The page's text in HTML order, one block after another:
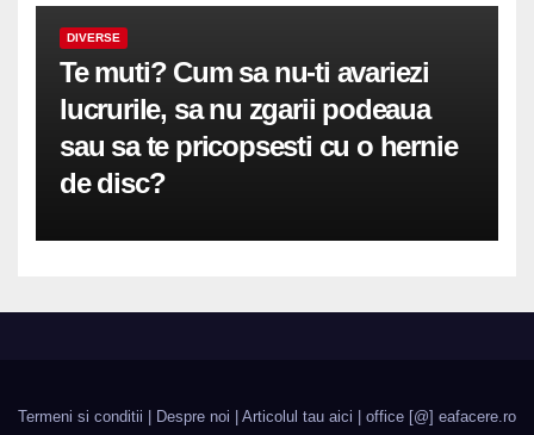
DIVERSE
Te muti? Cum sa nu-ti avariezi
lucrurile, sa nu zgarii podeaua
sau sa te pricopsesti cu o hernie
de disc?
Termeni si conditii Despre noi Articolul tau aici | office [@] eafacere.ro